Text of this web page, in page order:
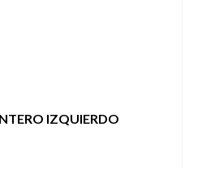
IZQUIERDO